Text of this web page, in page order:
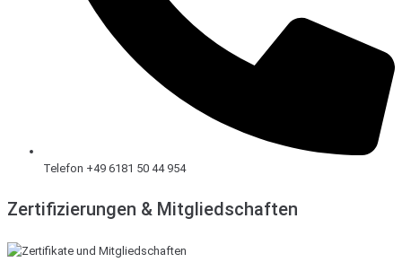
Telefon +49 6181 50 44 954
Zertifizierungen & Mitgliedschaften